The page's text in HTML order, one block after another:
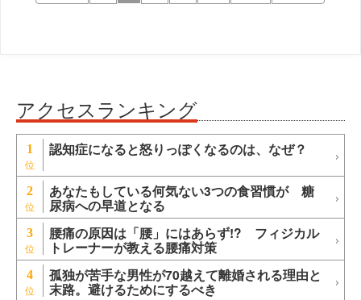
アクセスランキング
1 認知症になると怒りっぽくなるのは、なぜ？
2 あなたもしている何気ない3つの食習慣が 糖
尿病への早道となる
3 腰痛の原因は「腰」にはあらず!? フィジカル
トレーナーが教える腰痛対策
4 孤独が苦手な男性が70越えて離婚される理由と
末路。避けるためにするべき